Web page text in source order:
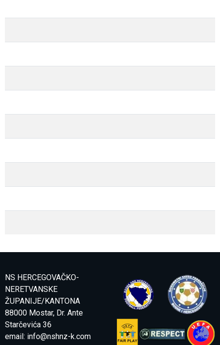
NS HERCEGOVAČKO-
NERETVANSKE
ŽUPANIJE/KANTONA
88000 Mostar, Dr. Ante
Starčevića 36
email: info@nshnz-k.com